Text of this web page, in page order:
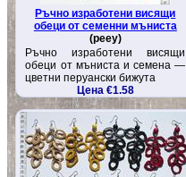
Ръчно изработени висящи
обеци от семенни мъниста
(peey)
Ръчно изработени висящи
обеци от мъниста и семена —
цветни перуански бижута
Цена €1.58